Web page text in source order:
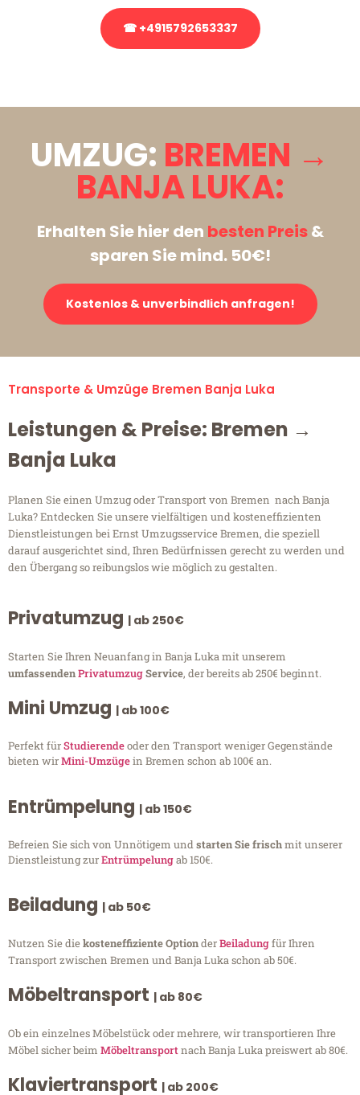
☎ +4915792653337
UMZUG: BREMEN →
BANJA LUKA:
Erhalten Sie hier den besten Preis&
sparen Sie mind. 50€!
Kostenlos & unverbindlich anfragen!
Transporte & Umzüge Bremen Banja Luka
Leistungen & Preise: Bremen →
Banja Luka
Planen Sie einen Umzug oder Transport von Bremen nach Banja
Luka? Entdecken Sie unsere vielfältigen und kosteneffizienten
Dienstleistungen bei Ernst Umzugsservice Bremen, die speziell
darauf ausgerichtet sind, Ihren Bedürfnissen gerecht zu werden und
den Übergang so reibungslos wie möglich zu gestalten.
Privatumzug | ab 250€
Starten Sie Ihren Neuanfang in Banja Luka mit unserem
umfassendenPrivatumzugService, der bereits ab 250€ beginnt.
Mini Umzug | ab 100€
Perfekt fürStudierendeoder den Transport weniger Gegenstände
bieten wirMini-Umzügein Bremen schon ab 100€ an.
Entrümpelung | ab 150€
Befreien Sie sich von Unnötigem undstarten Sie frischmit unserer
Dienstleistung zurEntrümpelungab 150€.
Beiladung | ab 50€
Nutzen Sie diekosteneffiziente OptionderBeiladungfür Ihren
Transport zwischen Bremen und Banja Luka schon ab 50€.
Möbeltransport | ab 80€
Ob ein einzelnes Möbelstück oder mehrere, wir transportieren Ihre
Möbel sicher beim Möbeltransportnach Banja Luka preiswert ab 80€.
Klaviertransport | ab 200€